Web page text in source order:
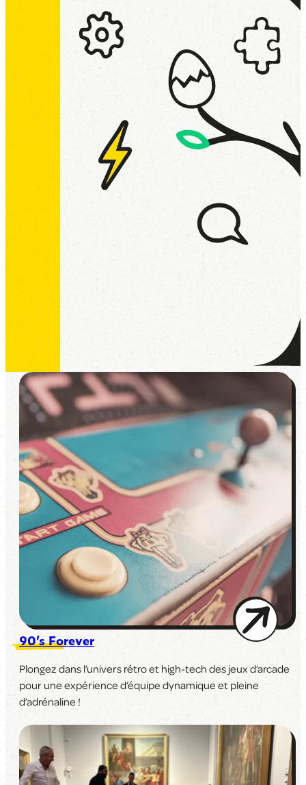
90’s Forever
Plongez dans l’univers rétro et high-tech des jeux d’arcade
pour une expérience d’équipe dynamique et pleine
d’adrénaline !